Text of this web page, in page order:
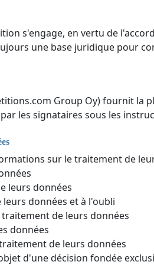
s'engage, en vertu de
une base juridique pour
Group Oy) fournit la
les signataires sous les
sur le traitement de
leurs données
données et à l'oubli
de leurs données
données
de leurs données
d'une décision fondée